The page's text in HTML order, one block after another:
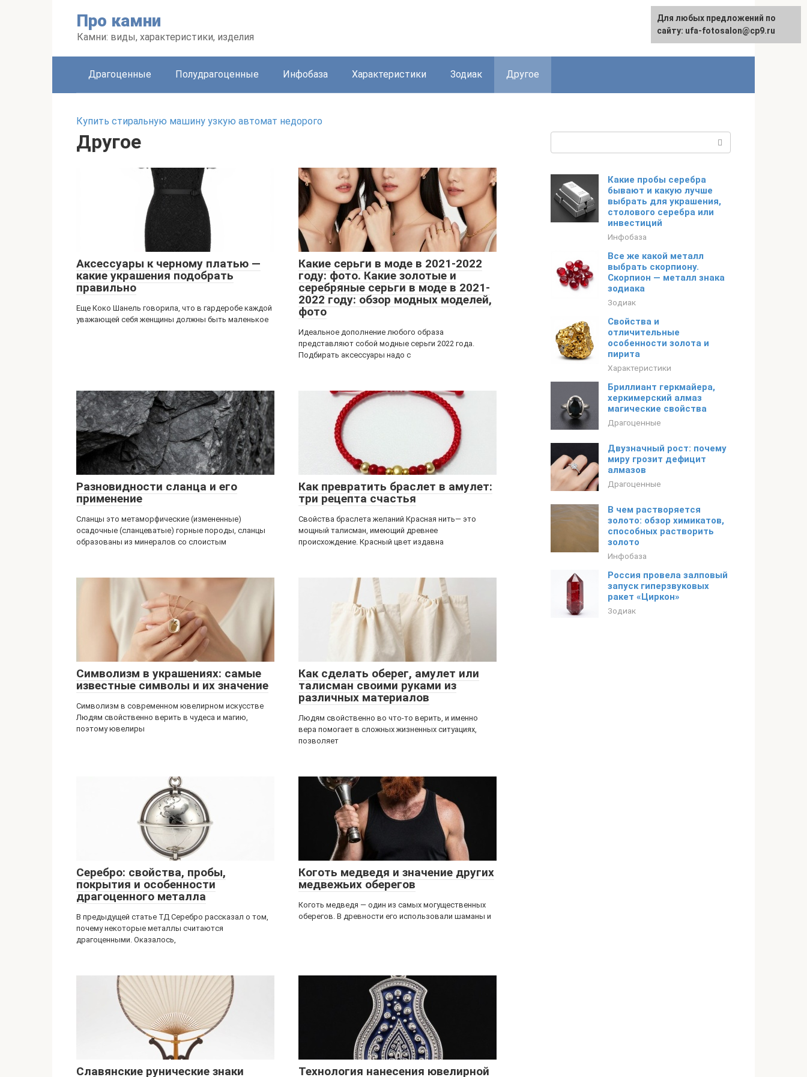
Про камни
Камни: виды, характеристики, изделия
English
Драгоценные Полудрагоценные Инфобаза Характеристики Зодиак Другое
Купить стиральную машину узкую автомат недорого
Другое
Аксессуары к черному платью —
какие украшения подобрать
правильно
Еще Коко Шанель говорила, что в гардеробе каждой
уважающей себя женщины должны быть маленькое
Какие серьги в моде в 2021-2022
году: фото. Какие золотые и
серебряные серьги в моде в 2021-
2022 году: обзор модных моделей,
фото
Идеальное дополнение любого образа
представляют собой модные серьги 2022 года.
Подбирать аксессуары надо с
Разновидности сланца и его
применение
Сланцы это метаморфические (измененные)
осадочные (сланцеватые) горные породы, сланцы
образованы из минералов со слоистым
Как превратить браслет в амулет:
три рецепта счастья
Свойства браслета желаний Красная нить— это
мощный талисман, имеющий древнее
происхождение. Красный цвет издавна
Символизм в украшениях: самые
известные символы и их значение
Символизм в современном ювелирном искусстве
Людям свойственно верить в чудеса и магию,
поэтому ювелиры
Как сделать оберег, амулет или
талисман своими руками из
различных материалов
Людям свойственно во что-то верить, и именно
вера помогает в сложных жизненных ситуациях,
позволяет
Серебро: свойства, пробы,
покрытия и особенности
драгоценного металла
В предыдущей статье ТД Серебро рассказал о том,
почему некоторые металлы считаются
драгоценными. Оказалось,
Коготь медведя и значение других
медвежьих оберегов
Коготь медведя — один из самых могущественных
оберегов. В древности его использовали шаманы и
Славянские рунические знаки
Технология нанесения ювелирной
Какие пробы серебра
бывают и какую лучше
выбрать для украшения,
столового серебра или
инвестиций
Инфобаза
Все же какой металл
выбрать скорпиону.
Скорпион — металл знака
зодиака
Зодиак
Свойства и
отличительные
особенности золота и
пирита
Характеристики
Бриллиант геркмайера,
херкимерский алмаз
магические свойства
Драгоценные
Двузначный рост: почему
миру грозит дефицит
алмазов
Драгоценные
В чем растворяется
золото: обзор химикатов,
способных растворить
золото
Инфобаза
Россия провела залповый
запуск гиперзвуковых
ракет «Циркон»
Зодиак
Для любых предложений по
сайту: ufa-fotosalon@cp9.ru